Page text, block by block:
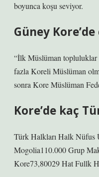
boyunca koşu seviyor.
Güney
“İlk Müslüman topluluklar
fazla Koreli Müslüman
sonra Kore Müslüman
Kore’de kaç
Türk Halkları Halk Nüfus
Mogolia110.000 Grup
Kore73,80029 Hat Fullk